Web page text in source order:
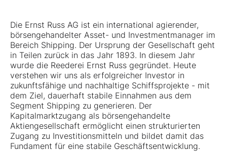
Die Ernst Russ AG ist ein international agierender,
börsengehandelter Asset- und Investmentmanager im
Bereich Shipping. Der Ursprung der Gesellschaft geht
in Teilen zurück in das Jahr 1893. In diesem Jahr
wurde die Reederei Ernst Russ gegründet. Heute
verstehen wir uns als erfolgreicher Investor in
zukunftsfähige und nachhaltige Schiffsprojekte - mit
dem Ziel, dauerhaft stabile Einnahmen aus dem
Segment Shipping zu generieren. Der
Kapitalmarktzugang als börsengehandelte
Aktiengesellschaft ermöglicht einen strukturierten
Zugang zu Investitionsmitteln und bildet damit das
Fundament für eine stabile Geschäftsentwicklung.